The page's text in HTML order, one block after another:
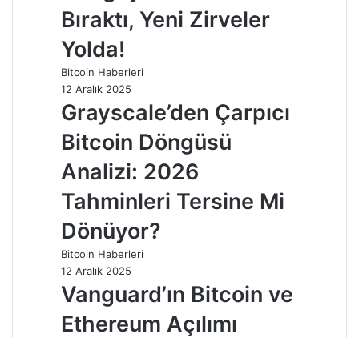
Bıraktı, Yeni Zirveler
Yolda!
Bitcoin Haberleri
12 Aralık 2025
Grayscale’den Çarpıcı
Bitcoin Döngüsü
Analizi: 2026
Tahminleri Tersine Mi
Dönüyor?
Bitcoin Haberleri
12 Aralık 2025
Vanguard’ın Bitcoin ve
Ethereum Açılımı